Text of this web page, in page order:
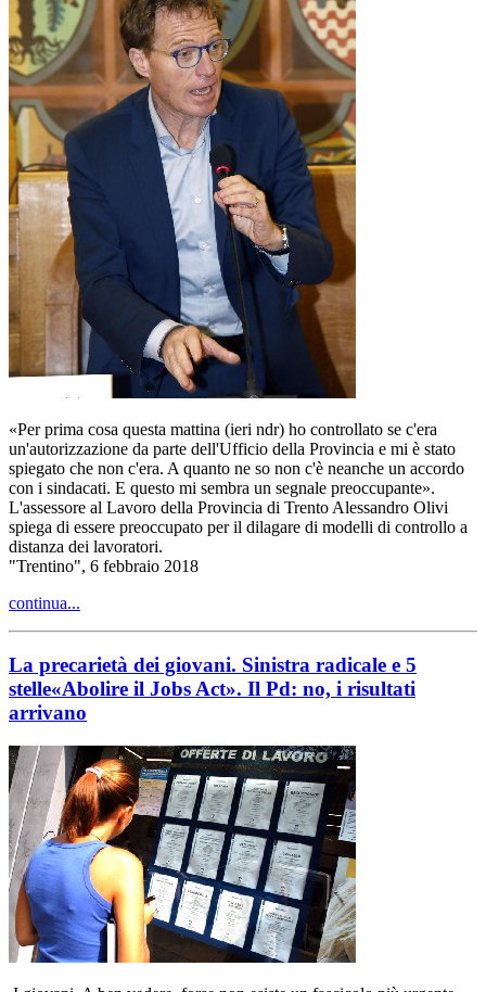
«Per prima cosa questa mattina (ieri ndr) ho controllato se c'era
un'autorizzazione da parte dell'Ufficio della Provincia e mi è stato
spiegato che non c'era. A quanto ne so non c'è neanche un accordo
con i sindacati. E questo mi sembra un segnale preoccupante».
L'assessore al Lavoro della Provincia di Trento Alessandro Olivi
spiega di essere preoccupato per il dilagare di modelli di controllo a
distanza dei lavoratori.
"Trentino", 6 febbraio 2018
continua...
La precarietà dei giovani. Sinistra radicale e 5
stelle«Abolire il Jobs Act». Il Pd: no, i risultati
arrivano